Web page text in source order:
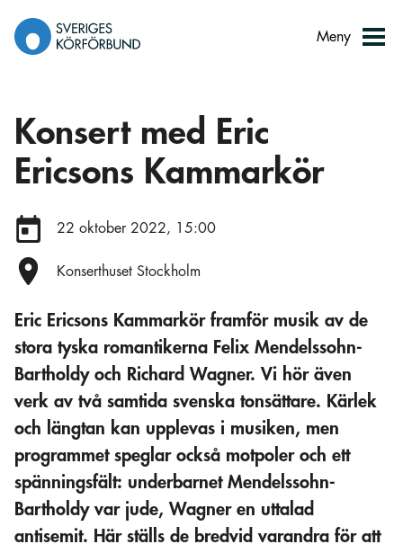
innehåll
Meny
Konsert med Eric
Ericsons Kammarkör
Datum:
22 oktober 2022, 15:00
Plats:
Konserthuset Stockholm
Eric Ericsons Kammarkör framför musik av de
stora tyska romantikerna Felix Mendelssohn-
Bartholdy och Richard Wagner. Vi hör även
verk av två samtida svenska tonsättare. Kärlek
och längtan kan upplevas i musiken, men
programmet speglar också motpoler och ett
spänningsfält: underbarnet Mendelssohn-
Bartholdy var jude, Wagner en uttalad
antisemit. Här ställs de bredvid varandra för att